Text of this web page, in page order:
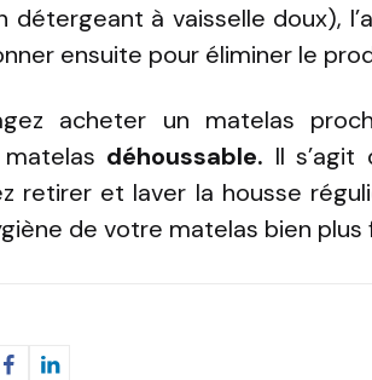
détergeant à vaisselle doux),
ensuite pour éliminer le
acheter un matelas
déhoussable. Il s’agit
retirer et laver la housse
de votre matelas bien plus